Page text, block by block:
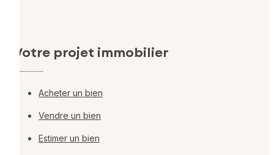
Votre projet immobilier
Acheter un bien
Vendre un bien
Estimer un bien